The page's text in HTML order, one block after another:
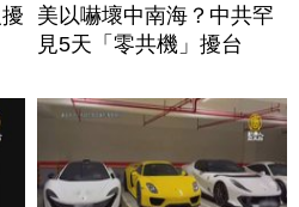
美以嚇壞中南海？中共罕
見5天「零共機」擾台